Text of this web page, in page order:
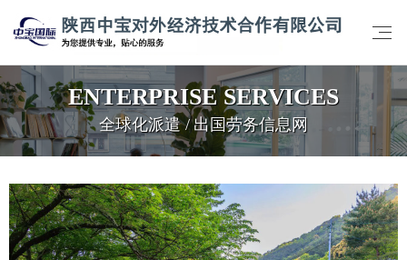
ENTERPRISE SERVICES
全球化派遣 / 出国劳务信息网